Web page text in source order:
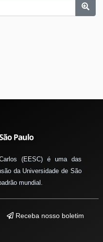
(EESC) é uma das
da Universidade de São
mundial.
Receba nosso boletim